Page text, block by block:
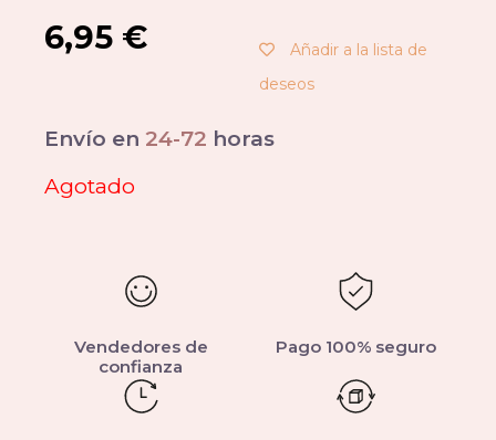
6,95 €
Añadir a la lista de
deseos
Envío en 24-72 horas
Agotado
Vendedores de
confianza
Pago 100% seguro